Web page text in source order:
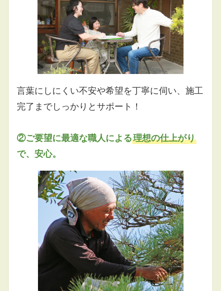
言葉にしにくい不安や希望を丁寧に伺い、施工
完了までしっかりとサポート！
②ご要望に最適な職人による理想の仕上がり
で、安心。